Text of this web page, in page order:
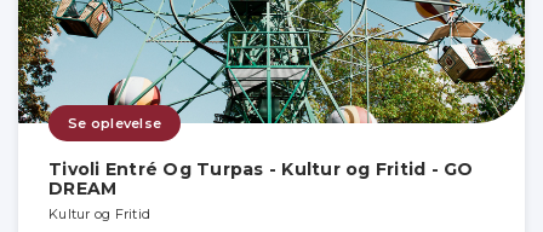
Se oplevelse
Tivoli Entré Og Turpas - Kultur og Fritid - GO
DREAM
Kultur og Fritid